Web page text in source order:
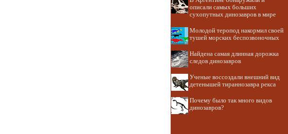
описали самых больших
сухопутных динозавров в мире
Молодой теропод накормил своей
тушей морских беспозвоночных
Найдена самая длинная дорожка
следов динозавров
Ученые воссоздали внешний вид
детенышей тираннозавра рекса
Почему было так много видов
динозавров?